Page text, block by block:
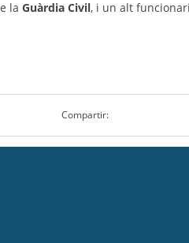
la Guàrdia Civil, i un alt
Compartir: